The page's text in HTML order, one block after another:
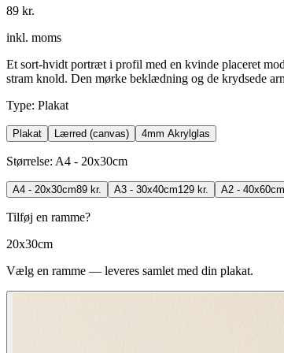
89 kr.
inkl. moms
Et sort-hvidt portræt i profil med en kvinde placeret
stram knold. Den mørke beklædning og de krydsede
Type: Plakat
Plakat Lærred (canvas) 4mm Akrylglas
Størrelse: A4 - 20x30cm
A4 - 20x30cm89 kr. A3 - 30x40cm129 kr. A2 - 40x60cm
Tilføj en ramme?
20x30cm
Vælg en ramme — leveres samlet med din plakat.